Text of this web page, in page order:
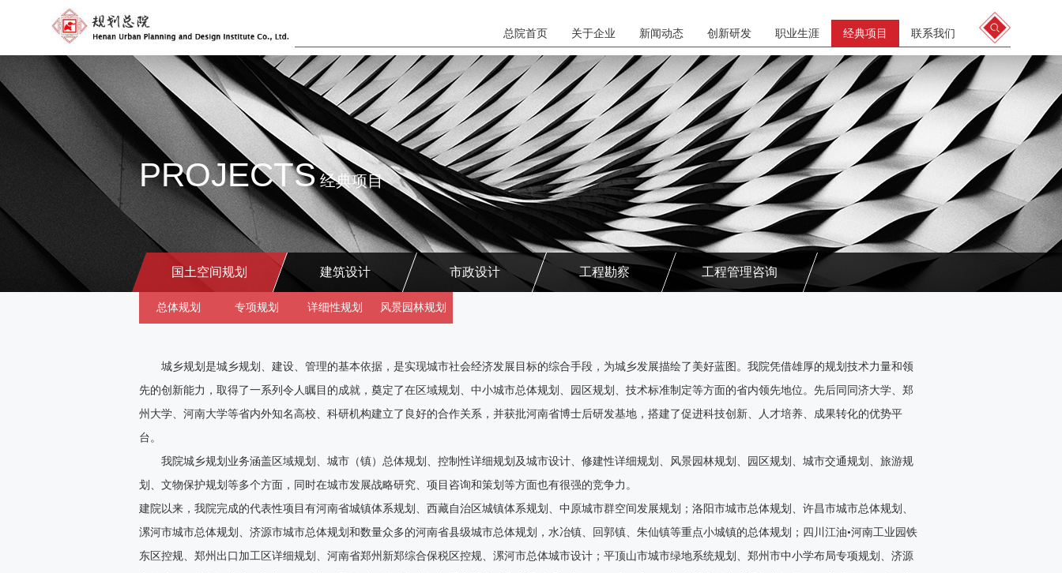
总院首页 关于企业 新闻动态 创新研发 职业生涯 经典项目 联系我们
PROJECTS 经典项目
国土空间规划 建筑设计 市政设计 工程勘察 工程管理咨询
总体规划 专项规划 详细性规划 风景园林规划
城乡规划是城乡规划、建设、管理的基本依据，是实现城市社会经济发展目标的综合手段，为城乡发展描绘了美好蓝图。我院凭借雄厚的规划技术力量和领
先的创新能力，取得了一系列令人瞩目的成就，奠定了在区域规划、中小城市总体规划、园区规划、技术标准制定等方面的省内领先地位。先后同同济大学、郑
州大学、河南大学等省内外知名高校、科研机构建立了良好的合作关系，并获批河南省博士后研发基地，搭建了促进科技创新、人才培养、成果转化的优势平
台。
我院城乡规划业务涵盖区域规划、城市（镇）总体规划、控制性详细规划及城市设计、修建性详细规划、风景园林规划、园区规划、城市交通规划、旅游规
划、文物保护规划等多个方面，同时在城市发展战略研究、项目咨询和策划等方面也有很强的竞争力。
建院以来，我院完成的代表性项目有河南省城镇体系规划、西藏自治区城镇体系规划、中原城市群空间发展规划；洛阳市城市总体规划、许昌市城市总体规划、
漯河市城市总体规划、济源市城市总体规划和数量众多的河南省县级城市总体规划，水冶镇、回郭镇、朱仙镇等重点小城镇的总体规划；四川江油•河南工业园铁
东区控规、郑州出口加工区详细规划、河南省郑州新郑综合保税区控规、漯河市总体城市设计；平顶山市城市绿地系统规划、郑州市中小学布局专项规划、济源